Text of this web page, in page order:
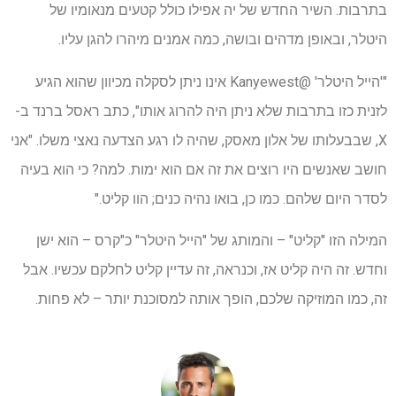
בתרבות. השיר החדש של יה אפילו כולל קטעים מנאומיו של
היטלר, ובאופן מדהים ובושה, כמה אמנים מיהרו להגן עליו.
"'הייל היטלר' @Kanyewest אינו ניתן לסקלה מכיוון שהוא הגיע
לזנית כזו בתרבות שלא ניתן היה להרוג אותו", כתב ראסל ברנד ב-
X, שבבעלותו של אלון מאסק, שהיה לו רגע הצדעה נאצי משלו. "אני
חושב שאנשים היו רוצים את זה אם הוא ימות. למה? כי הוא בעיה
לסדר היום שלהם. כמו כן, בואו נהיה כנים; הוו קליט."
המילה הזו "קליט" – והמותג של "הייל היטלר" כ"קרס – הוא ישן
וחדש. זה היה קליט אז, וכנראה, זה עדיין קליט לחלקם עכשיו. אבל
זה, כמו המוזיקה שלכם, הופך אותה למסוכנת יותר – לא פחות.